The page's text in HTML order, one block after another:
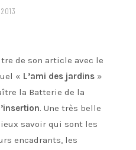
de son article avec le
« L’ami des jardins »
la Batterie de la
. Une très belle
savoir qui sont les
encadrants, les